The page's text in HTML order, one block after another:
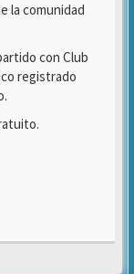
la comunidad
con Club
registrado